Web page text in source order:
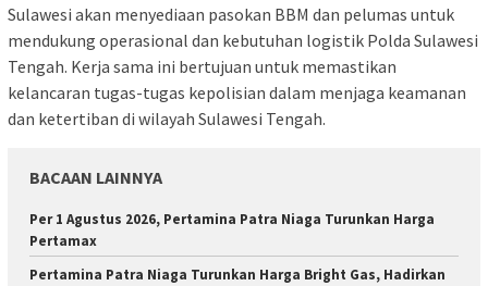
Sulawesi akan menyediaan pasokan BBM dan pelumas untuk
mendukung operasional dan kebutuhan logistik Polda Sulawesi
Tengah. Kerja sama ini bertujuan untuk memastikan
kelancaran tugas-tugas kepolisian dalam menjaga keamanan
dan ketertiban di wilayah Sulawesi Tengah.
BACAAN LAINNYA
Per 1 Agustus 2026, Pertamina Patra Niaga Turunkan Harga
Pertamax
Pertamina Patra Niaga Turunkan Harga Bright Gas, Hadirkan